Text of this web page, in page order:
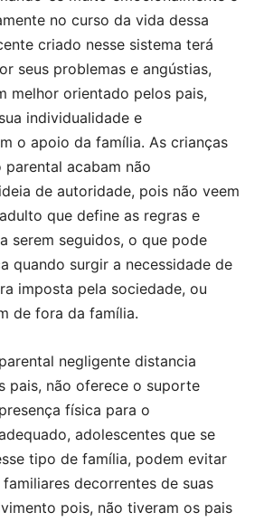
no curso da vida dessa
criado nesse sistema terá
seus problemas e angústias,
melhor orientado pelos pais,
individualidade e
o apoio da família. As crianças
acabam não
de autoridade, pois não veem
que define as regras e
serem seguidos, o que pode
quando surgir a necessidade de
imposta pela sociedade, ou
de fora da família.
negligente distancia
pais, não oferece o suporte
física para o
adolescentes que se
tipo de família, podem evitar
decorrentes de suas
pois, não tiveram os pais